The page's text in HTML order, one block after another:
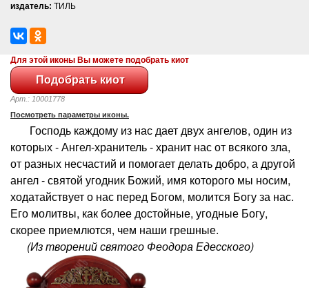
издатель: ТИЛЬ
Для этой иконы Вы можете подобрать киот
Арт.: 10001778
Посмотреть параметры иконы.
Господь каждому из нас дает двух ангелов, один из
которых - Ангел-хранитель - хранит нас от всякого зла,
от разных несчастий и помогает делать добро, а другой
ангел - святой угодник Божий, имя которого мы носим,
ходатайствует о нас перед Богом, молится Богу за нас.
Его молитвы, как более достойные, угодные Богу,
скорее приемлются, чем наши грешные.
(Из творений святого Феодора Едесского)